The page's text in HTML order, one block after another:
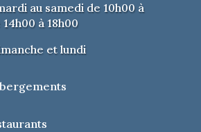
au samedi de 10h00 à
à 18h00
et lundi